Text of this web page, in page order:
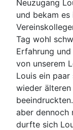
Neuzugang
und bekam
Tag wohl
Erfahrung
von unserem
Louis ein paar
wieder älteren
aber dennoch
durfte sich